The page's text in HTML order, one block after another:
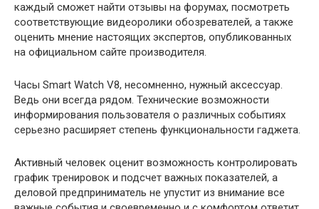
каждый сможет найти отзывы на форумах, посмотреть
соответствующие видеоролики обозревателей, а также
оценить мнение настоящих экспертов, опубликованных
на официальном сайте производителя.
Часы Smart Watch V8, несомненно, нужный аксессуар.
Ведь они всегда рядом. Технические возможности
информирования пользователя о различных событиях
серьезно расширяет степень функциональности гаджета.
Активный человек оценит возможность контролировать
график тренировок и подсчет важных показателей, а
деловой предприниматель не упустит из внимание все